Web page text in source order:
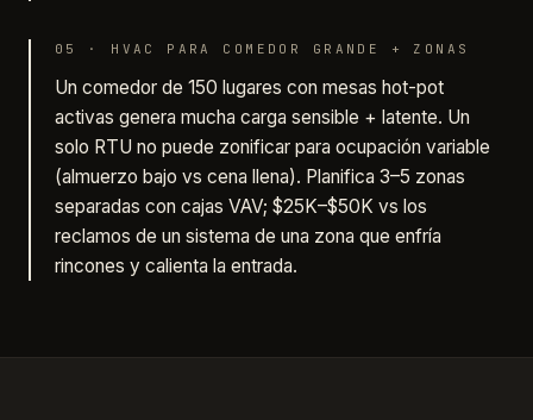
05 · HVAC PARA COMEDOR GRANDE + ZONAS
Un comedor de 150 lugares con mesas hot-pot
activas genera mucha carga sensible + latente. Un
solo RTU no puede zonificar para ocupación variable
(almuerzo bajo vs cena llena). Planifica 3–5 zonas
separadas con cajas VAV; $25K–$50K vs los
reclamos de un sistema de una zona que enfría
rincones y calienta la entrada.